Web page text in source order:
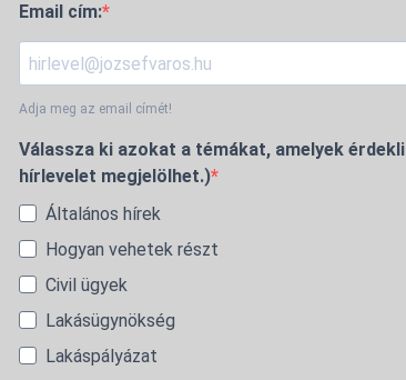
Email cím:
Adja meg az email címét!
Válassza ki azokat a témákat, amelyek
hírlevelet megjelölhet.)
Általános hírek
Hogyan vehetek részt
Civil ügyek
Lakásügynökség
Lakáspályázat